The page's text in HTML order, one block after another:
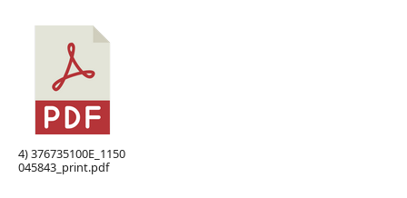
4) 376735100E_1150
045843_print.pdf